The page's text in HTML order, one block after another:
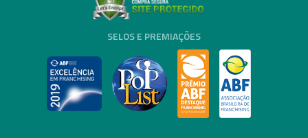
SELOS E PREMIAÇÕES